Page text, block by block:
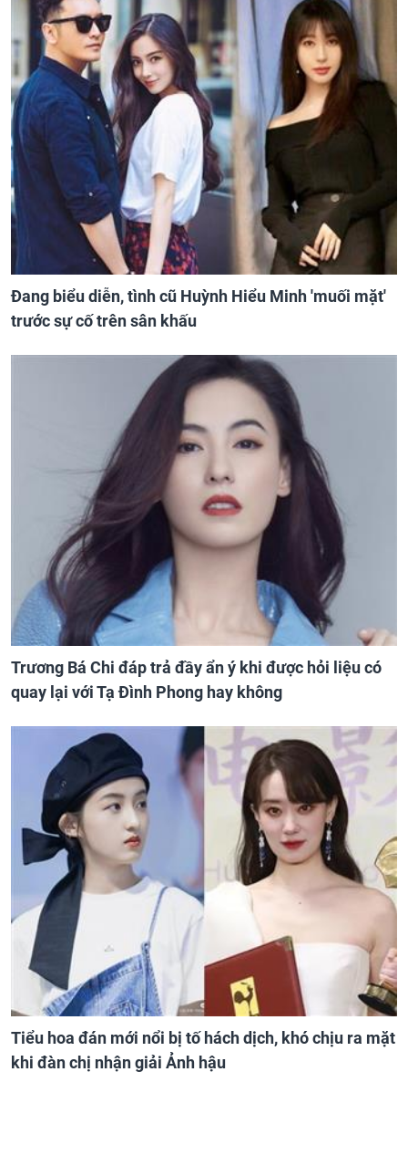
Đang biểu diễn, tình cũ Huỳnh Hiểu Minh 'muối mặt'
trước sự cố trên sân khấu
Trương Bá Chi đáp trả đầy ẩn ý khi được hỏi liệu có
quay lại với Tạ Đình Phong hay không
Tiểu hoa đán mới nổi bị tố hách dịch, khó chịu ra mặt
khi đàn chị nhận giải Ảnh hậu